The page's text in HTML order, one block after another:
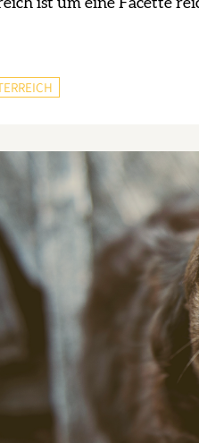
ist um eine Facette